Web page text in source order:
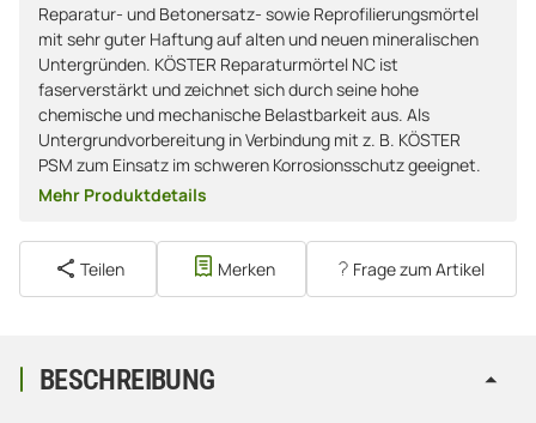
Reparatur- und Betonersatz- sowie Reprofilierungsmörtel
mit sehr guter Haftung auf alten und neuen mineralischen
Untergründen. KÖSTER Reparaturmörtel NC ist
faserverstärkt und zeichnet sich durch seine hohe
chemische und mechanische Belastbarkeit aus. Als
Untergrundvorbereitung in Verbindung mit z. B. KÖSTER
PSM zum Einsatz im schweren Korrosionsschutz geeignet.
Mehr Produktdetails
Teilen Merken Frage zum Artikel
BESCHREIBUNG